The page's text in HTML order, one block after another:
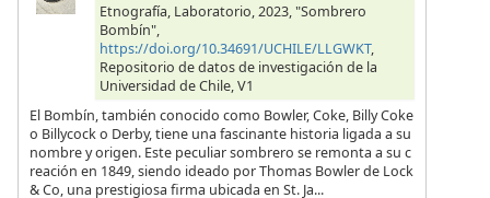
Etnografía, Laboratorio, 2023, "Sombrero
Bombín",
https://doi.org/10.34691/UCHILE/LLGWKT,
Repositorio de datos de investigación de la
Universidad de Chile, V1
El Bombín, también conocido como Bowler, Coke, Billy Coke
o Billycock o Derby, tiene una fascinante historia ligada a su
nombre y origen. Este peculiar sombrero se remonta a su c
reación en 1849, siendo ideado por Thomas Bowler de Lock
& Co, una prestigiosa firma ubicada en St. Ja...